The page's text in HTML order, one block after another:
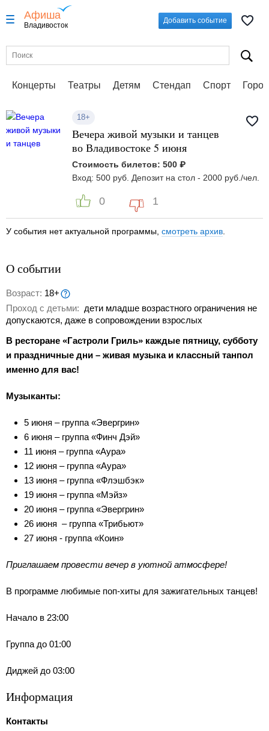
Афиша
Владивосток
Добавить событие
Концерты Театры Детям Стендап Спорт
18+
Вечера живой музыки и танцев
во Владивостоке 5 июня
Стоимость билетов: 500 ₽
Вход: 500 руб. Депозит на стол - 2000 руб./чел.
0 1
У события нет актуальной программы, смотреть архив
О событии
Возраст: 18+
Проход с детьми: дети младше возрастного ограничения не
допускаются, даже в сопровождении взрослых
В ресторане «Гастроли Гриль» каждые пятницу, субботу
и праздничные дни – живая музыка и классный танпол
именно для вас!
Музыканты:
5 июня – группа «Эвергрин»
6 июня – группа «Финч Дэй»
11 июня – группа «Аура»
12 июня – группа «Аура»
13 июня – группа «Флэшбэк»
19 июня – группа «Мэйз»
20 июня – группа «Эвергрин»
26 июня – группа «Трибьют»
27 июня - группа «Коин»
Приглашаем провести вечер в уютной атмосфере!
В программе любимые поп-хиты для зажигательных танцев!
Начало в 23:00
Группа до 01:00
Диджей до 03:00
Информация
Контакты